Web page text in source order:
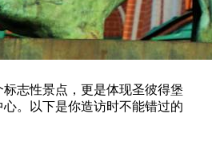
志性景点，更是体现圣彼得堡
。以下是你造访时不能错过的